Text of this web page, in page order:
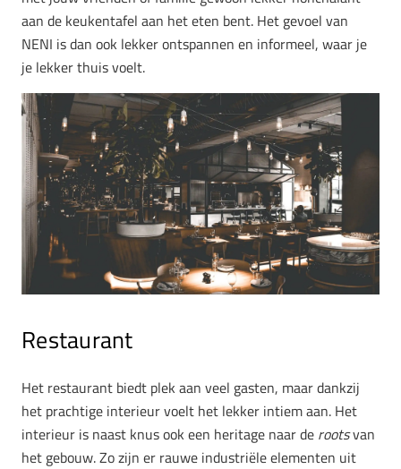
aan de keukentafel aan het eten bent. Het gevoel van
NENI is dan ook lekker ontspannen en informeel, waar je
je lekker thuis voelt.
Restaurant
Het restaurant biedt plek aan veel gasten, maar dankzij
het prachtige interieur voelt het lekker intiem aan. Het
interieur is naast knus ook een heritage naar de rootsvan
het gebouw. Zo zijn er rauwe industriële elementen uit